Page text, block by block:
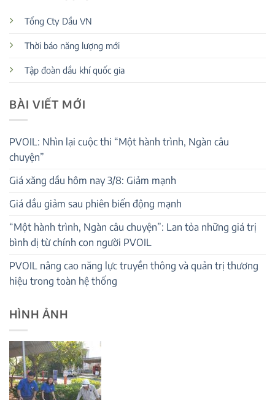
Tổng Cty Dầu VN
Thời báo năng lượng mới
Tập đoàn dầu khí quốc gia
BÀI VIẾT MỚI
PVOIL: Nhìn lại cuộc thi “Một hành trình, Ngàn câu
chuyện”
Giá xăng dầu hôm nay 3/8: Giảm mạnh
Giá dầu giảm sau phiên biến động mạnh
“Một hành trình, Ngàn câu chuyện”: Lan tỏa những giá trị
bình dị từ chính con người PVOIL
PVOIL nâng cao năng lực truyền thông và quản trị thương
hiệu trong toàn hệ thống
HÌNH ẢNH